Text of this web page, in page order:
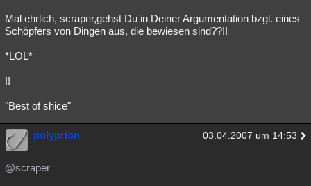
Mal ehrlich, scraper,gehst Du in Deiner Argumentation bzgl. eines
Schöpfers von Dingen aus, die bewiesen sind??!!
*LOL*
!!
"Best of shice"
polyprion 03.04.2007 um 14:53
@scraper